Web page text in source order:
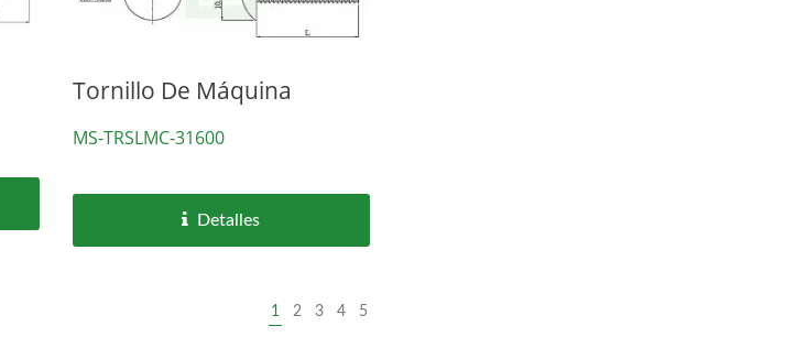
Tornillo De Máquina
MS-TRSLMC-31600
Detalles
1 2 3 4 5